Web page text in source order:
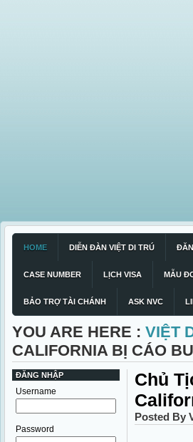
HOME DIỄN ĐÀN VIỆT DI TRÚ
CASE NUMBER LỊCH VISA MẪU
BẢO TRỢ TÀI CHÁNH ASK NVC
YOU ARE HERE : VIỆT
CALIFORNIA BỊ CÁO
ĐĂNG NHẬP
Username
Password
Chủ
Posted By